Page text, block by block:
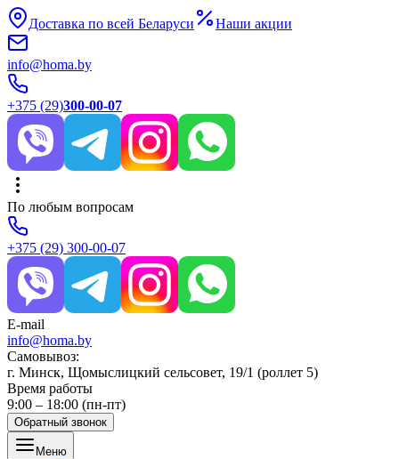
Доставка по всей Беларуси Наши акции
info@homa.by
+375 (29)300-00-07
По любым вопросам
+375 (29) 300-00-07
E-mail
info@homa.by
Самовывоз:
г. Минск, Щомыслицкий сельсовет, 19/1 (роллет 5)
Время работы
9:00 – 18:00 (пн-пт)
Обратный звонок
Меню